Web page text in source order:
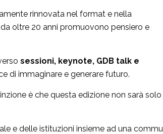
rinnovata nel format e nella
oltre 20 anni promuovono pensiero e
sessioni, keynote, GDB talk e
di immaginare e generare futuro.
è che questa edizione non sarà solo
e delle istituzioni insieme ad una